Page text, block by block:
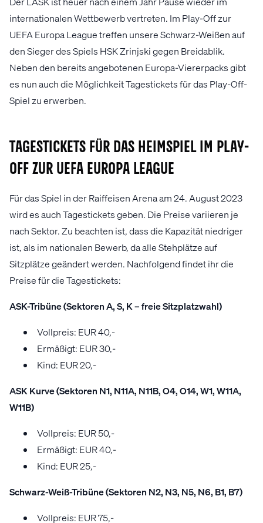
internationalen Wettbewerb vertreten. Im Play-Off zur
UEFA Europa League treffen unsere Schwarz-Weißen auf
den Sieger des Spiels HSK Zrinjski gegen Breidablik.
Neben den bereits angebotenen Europa-Viererpacks gibt
es nun auch die Möglichkeit Tagestickets für das Play-Off-
Spiel zu erwerben.
Tagestickets für das Heimspiel im Play-
Off zur UEFA Europa League
Für das Spiel in der Raiffeisen Arena am 24. August 2023
wird es auch Tagestickets geben. Die Preise variieren je
nach Sektor. Zu beachten ist, dass die Kapazität niedriger
ist, als im nationalen Bewerb, da alle Stehplätze auf
Sitzplätze geändert werden. Nachfolgend findet ihr die
Preise für die Tagestickets:
ASK-Tribüne (Sektoren A, S, K – freie Sitzplatzwahl)
Vollpreis: EUR 40,-
Ermäßigt: EUR 30,-
Kind: EUR 20,-
ASK Kurve (Sektoren N1, N11A, N11B, O4, O14, W1, W11A,
W11B)
Vollpreis: EUR 50,-
Ermäßigt: EUR 40,-
Kind: EUR 25,-
Schwarz-Weiß-Tribüne (Sektoren N2, N3, N5, N6, B1, B7)
Vollpreis: EUR 75,-